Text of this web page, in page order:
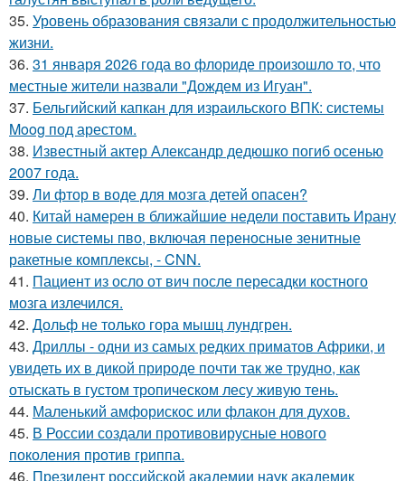
35. Уровень образования связали с продолжительностью
жизни.
36. 31 января 2026 года во флориде произошло то, что
местные жители назвали "Дождем из Игуан".
37. Бельгийский капкан для израильского ВПК: системы
Moog под арестом.
38. Известный актер Александр дедюшко погиб осенью
2007 года.
39. Ли фтор в воде для мозга детей опасен?
40. Китай намерен в ближайшие недели поставить Ирану
новые системы пво, включая переносные зенитные
ракетные комплексы, - CNN.
41. Пациент из осло от вич после пересадки костного
мозга излечился.
42. Дольф не только гора мышц лундгрен.
43. Дриллы - одни из самых редких приматов Африки, и
увидеть их в дикой природе почти так же трудно, как
отыскать в густом тропическом лесу живую тень.
44. Маленький амфорискос или флакон для духов.
45. В России создали противовирусные нового
поколения против гриппа.
46. Президент российской академии наук академик